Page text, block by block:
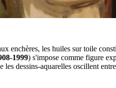
enchères, les huiles sur toile
1999) s'impose comme figure
les dessins-aquarelles oscillent